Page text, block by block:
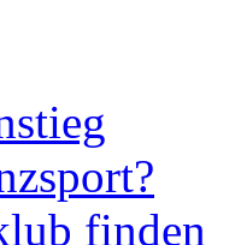
finden